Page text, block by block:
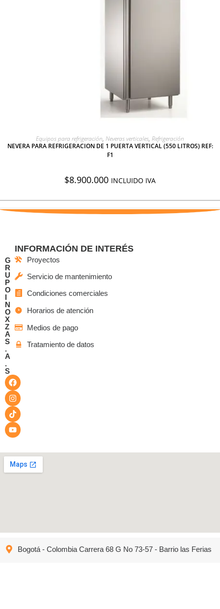
AGREGAR A COTIZACIÓN
Equipos para refrigeración, Neveras verticales, Refrigeración
NEVERA PARA REFRIGERACION DE 1 PUERTA VERTICAL (550 LITROS) REF:
F1
$8.900.000 INCLUIDO IVA
G
R
U
P
O
I
N
O
X
Z
A
S
.
A
.
S
INFORMACIÓN DE INTERÉS
Proyectos
Servicio de mantenimiento
Condiciones comerciales
Horarios de atención
Medios de pago
Tratamiento de datos
Bogotá - Colombia Carrera 68 G No 73-57 - Barrio las Ferias